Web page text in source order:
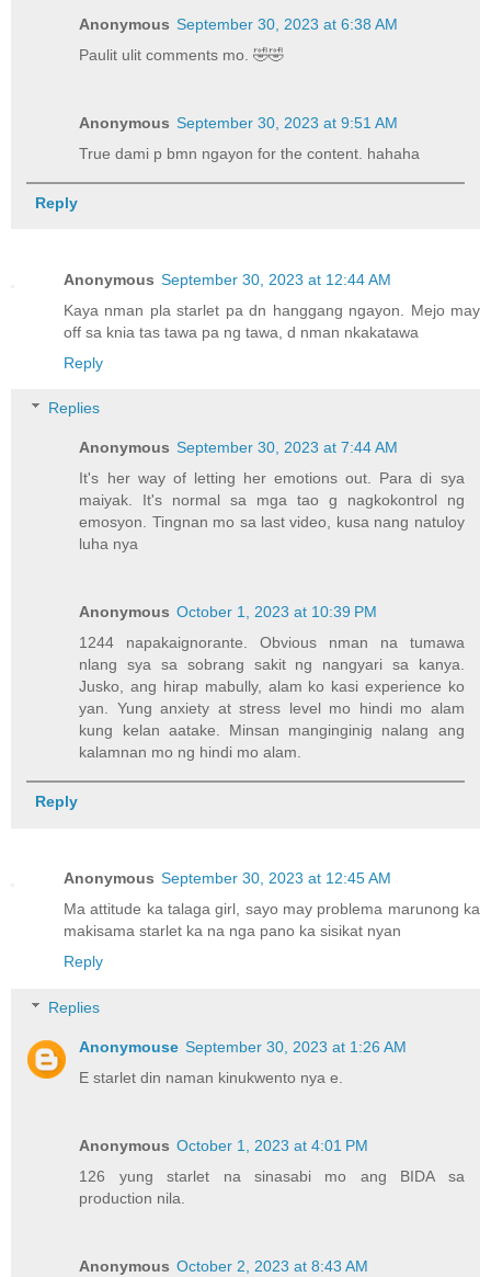
Anonymous September 30, 2023 at 6:38 AM
Paulit ulit comments mo. 🤣🤣
Anonymous September 30, 2023 at 9:51 AM
True dami p bmn ngayon for the content. hahaha
Reply
Anonymous September 30, 2023 at 12:44 AM
Kaya nman pla starlet pa dn hanggang ngayon. Mejo may
off sa knia tas tawa pa ng tawa, d nman nkakatawa
Reply
Replies
Anonymous September 30, 2023 at 7:44 AM
It's her way of letting her emotions out. Para di sya
maiyak. It's normal sa mga tao g nagkokontrol ng
emosyon. Tingnan mo sa last video, kusa nang natuloy
luha nya
Anonymous October 1, 2023 at 10:39 PM
1244 napakaignorante. Obvious nman na tumawa
nlang sya sa sobrang sakit ng nangyari sa kanya.
Jusko, ang hirap mabully, alam ko kasi experience ko
yan. Yung anxiety at stress level mo hindi mo alam
kung kelan aatake. Minsan manginginig nalang ang
kalamnan mo ng hindi mo alam.
Reply
Anonymous September 30, 2023 at 12:45 AM
Ma attitude ka talaga girl, sayo may problema marunong ka
makisama starlet ka na nga pano ka sisikat nyan
Reply
Replies
Anonymouse September 30, 2023 at 1:26 AM
E starlet din naman kinukwento nya e.
Anonymous October 1, 2023 at 4:01 PM
126 yung starlet na sinasabi mo ang BIDA sa
production nila.
Anonymous October 2, 2023 at 8:43 AM